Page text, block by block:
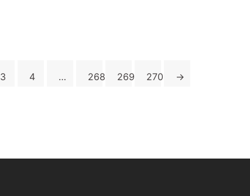
3 4 … 268 269 270 →